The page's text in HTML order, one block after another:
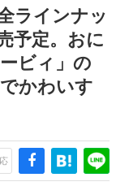
』は、〈試験問題〉
に取材し、ゲームが
ラインナッ
予定。おに
ビィ」の
かわいす